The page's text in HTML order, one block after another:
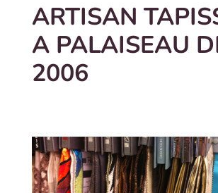
ARTISAN
A PALAISEAU
2006